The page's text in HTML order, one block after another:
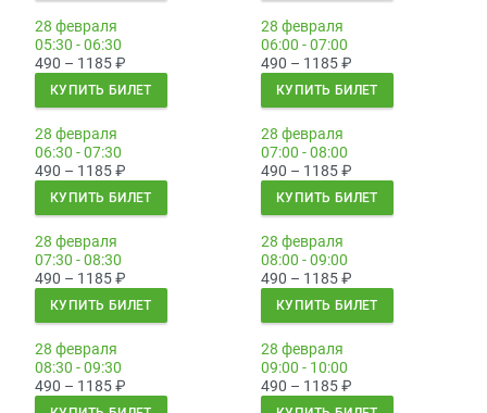
28 февраля
05:30 - 06:30
490 – 1185₽
КУПИТЬ БИЛЕТ
28 февраля
06:00 - 07:00
490 – 1185₽
КУПИТЬ БИЛЕТ
28 февраля
06:30 - 07:30
490 – 1185₽
КУПИТЬ БИЛЕТ
28 февраля
07:00 - 08:00
490 – 1185₽
КУПИТЬ БИЛЕТ
28 февраля
07:30 - 08:30
490 – 1185₽
КУПИТЬ БИЛЕТ
28 февраля
08:00 - 09:00
490 – 1185₽
КУПИТЬ БИЛЕТ
28 февраля
08:30 - 09:30
490 – 1185₽
28 февраля
09:00 - 10:00
490 – 1185₽